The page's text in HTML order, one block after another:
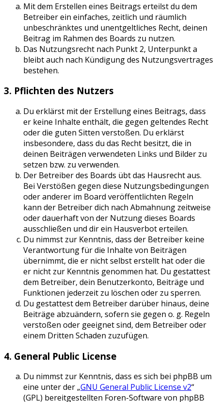
Mit dem Erstellen eines Beitrags erteilst du dem
Betreiber ein einfaches, zeitlich und räumlich
unbeschränktes und unentgeltliches Recht, deinen
Beitrag im Rahmen des Boards zu nutzen.
Das Nutzungsrecht nach Punkt 2, Unterpunkt a
bleibt auch nach Kündigung des Nutzungsvertrages
bestehen.
3. Pflichten des Nutzers
Du erklärst mit der Erstellung eines Beitrags, dass
er keine Inhalte enthält, die gegen geltendes Recht
oder die guten Sitten verstoßen. Du erklärst
insbesondere, dass du das Recht besitzt, die in
deinen Beiträgen verwendeten Links und Bilder zu
setzen bzw. zu verwenden.
Der Betreiber des Boards übt das Hausrecht aus.
Bei Verstößen gegen diese Nutzungsbedingungen
oder anderer im Board veröffentlichten Regeln
kann der Betreiber dich nach Abmahnung zeitweise
oder dauerhaft von der Nutzung dieses Boards
ausschließen und dir ein Hausverbot erteilen.
Du nimmst zur Kenntnis, dass der Betreiber keine
Verantwortung für die Inhalte von Beiträgen
übernimmt, die er nicht selbst erstellt hat oder die
er nicht zur Kenntnis genommen hat. Du gestattest
dem Betreiber, dein Benutzerkonto, Beiträge und
Funktionen jederzeit zu löschen oder zu sperren.
Du gestattest dem Betreiber darüber hinaus, deine
Beiträge abzuändern, sofern sie gegen o. g. Regeln
verstoßen oder geeignet sind, dem Betreiber oder
einem Dritten Schaden zuzufügen.
4. General Public License
Du nimmst zur Kenntnis, dass es sich bei phpBB um
eine unter der „GNU General Public License v2“
(GPL) bereitgestellten Foren-Software von phpBB